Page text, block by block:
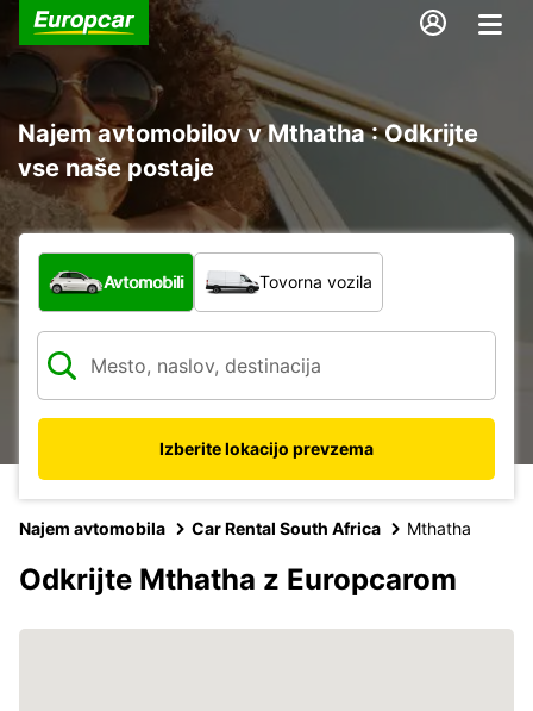
Najem avtomobilov v Mthatha : Odkrijte
vse naše postaje
Katera vrsta vozila?
Avtomobili Tovorna vozila
Izberite lokacijo prevzema
Najem avtomobila Car Rental South Africa Mthatha
Odkrijte Mthatha z Europcarom